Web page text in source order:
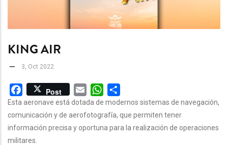
KING AIR
3, Oct 2022
Facebook
Post Email WhatsApp
Esta aeronave está dotada de modernos sistemas de navegación,
comunicación y de aerofotografía, que permiten tener
información precisa y oportuna para la realización de operaciones
militares.